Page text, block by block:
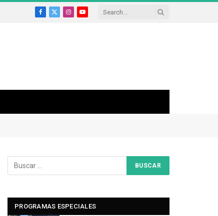
Facebook
X
InstagramYouTube
PROGRAMAS ESPECIALES